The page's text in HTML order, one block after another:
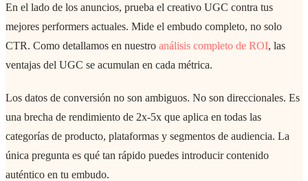
En el lado de los anuncios, prueba el creativo UGC contra tus
mejores performers actuales. Mide el embudo completo, no solo
CTR. Como detallamos en nuestro análisis completo de ROI, las
ventajas del UGC se acumulan en cada métrica.
Los datos de conversión no son ambiguos. No son direccionales. Es
una brecha de rendimiento de 2x-5x que aplica en todas las
categorías de producto, plataformas y segmentos de audiencia. La
única pregunta es qué tan rápido puedes introducir contenido
auténtico en tu embudo.